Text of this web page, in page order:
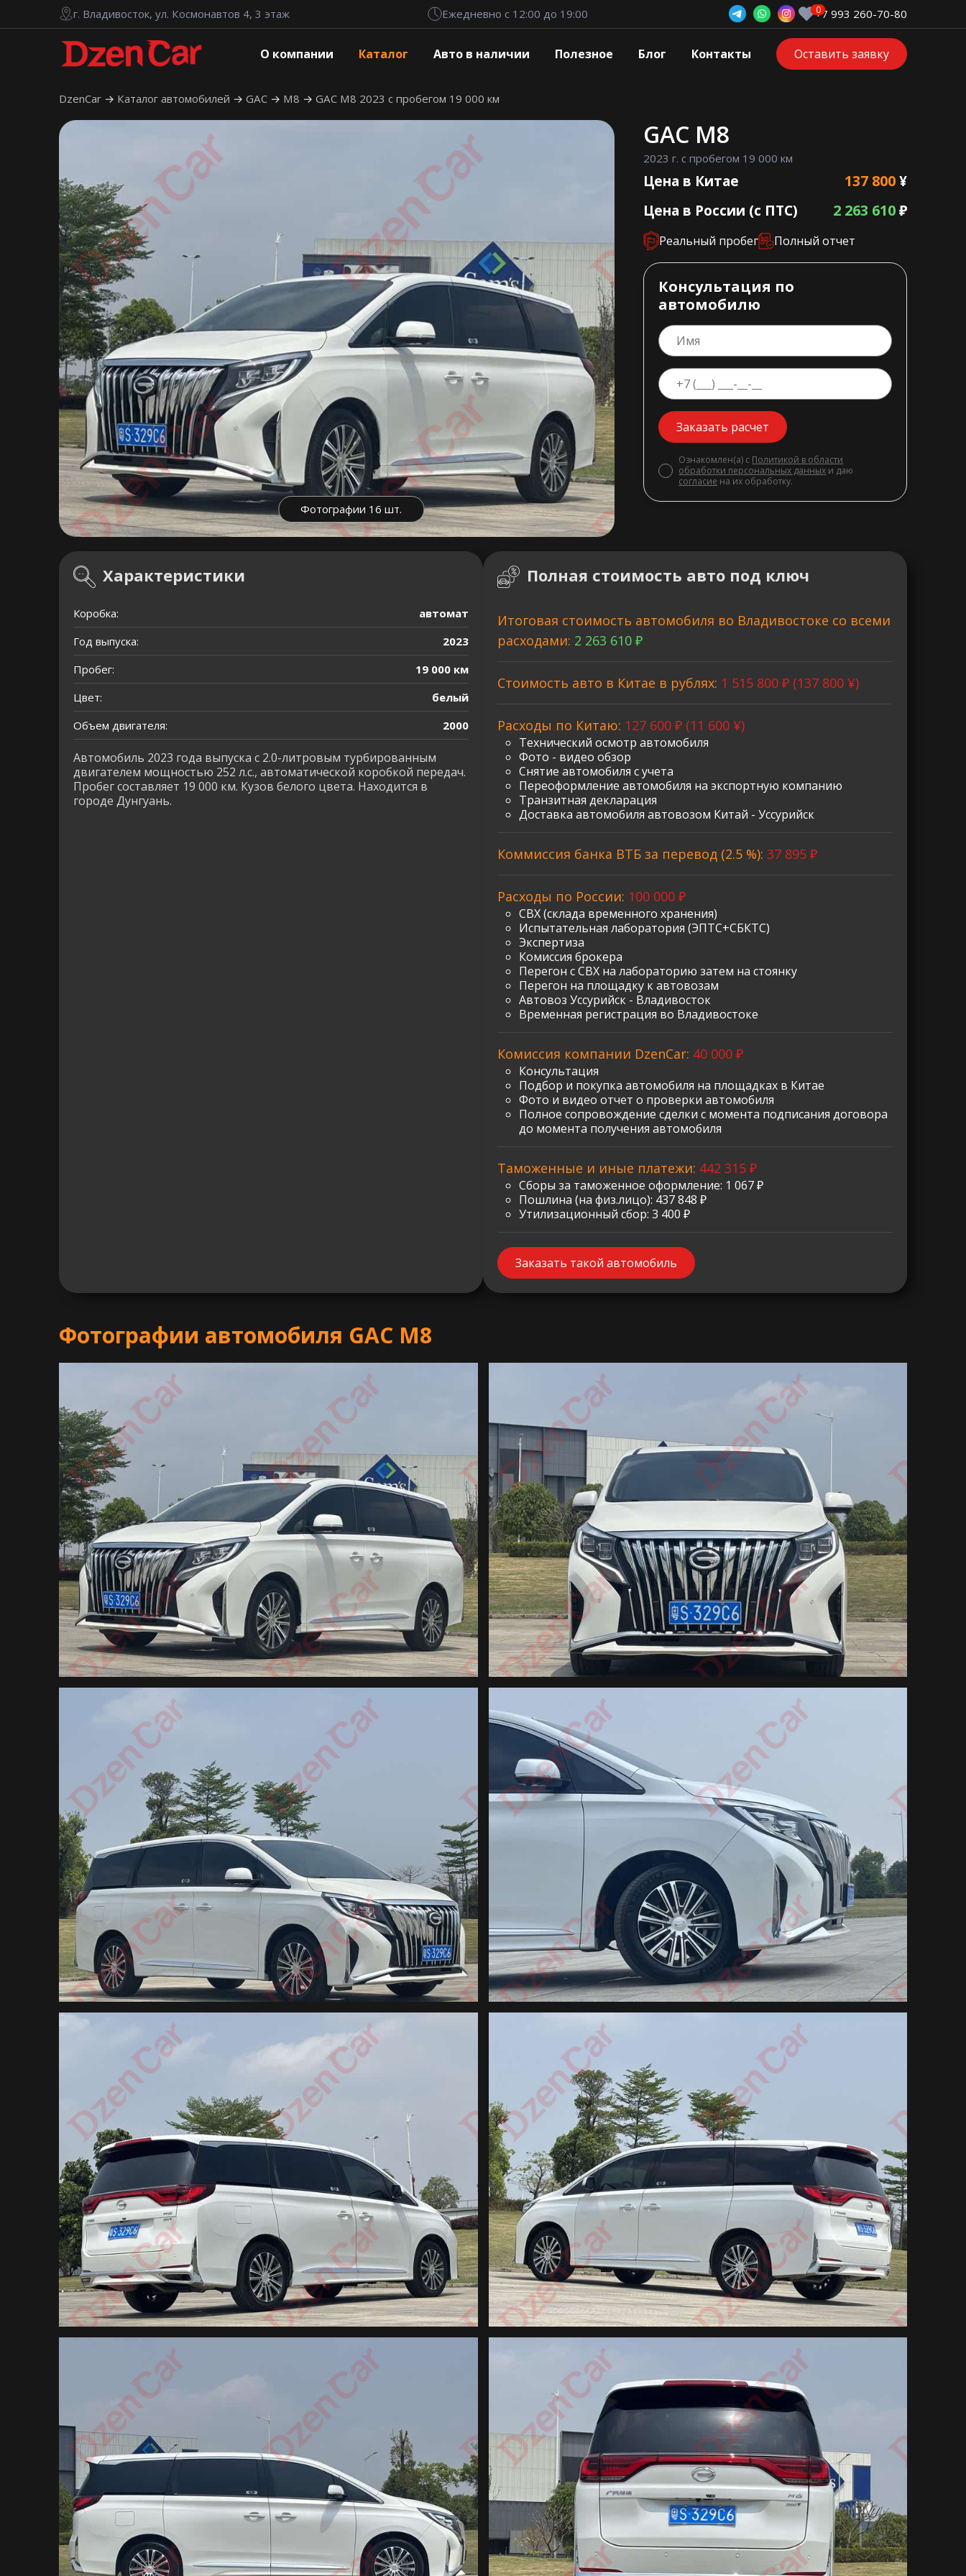
г. Владивосток, ул. Космонавтов 4, 3 этаж Ежедневно с 12:00 до 19:00 +7 993 260-70-80
О компании Каталог Авто в наличии Полезное Блог Контакты Оставить заявку
DzenCar Каталог автомобилей GAC M8 GAC M8 2023 с пробегом 19 000 км
Фотографии 16 шт.
GAC M8
2023 г. с пробегом 19 000 км
Цена в Китае 137 800¥
Цена в России (с ПТС)
2 263 610₽
Реальный пробег Полный отчет
Консультация по
автомобилю
Заказать расчет
Ознакомлен(а) с Политикой в области
обработки персональных данных и даю
согласие на их обработку.
Характеристики
Коробка:
автомат
Год выпуска:
2023
Пробег:
19 000 км
Цвет:
белый
Объем двигателя:
2000
Автомобиль 2023 года выпуска с 2.0-литровым турбированным
двигателем мощностью 252 л.с., автоматической коробкой передач.
Пробег составляет 19 000 км. Кузов белого цвета. Находится в
городе Дунгуань.
Полная стоимость авто под ключ
Итоговая стоимость автомобиля во Владивостоке со всеми
расходами: 2 263 610 ₽
Стоимость авто в Китае в рублях: 1 515 800 ₽ (137 800 ¥)
Расходы по Китаю: 127 600 ₽ (11 600 ¥)
Технический осмотр автомобиля
Фото - видео обзор
Снятие автомобиля с учета
Переоформление автомобиля на экспортную компанию
Транзитная декларация
Доставка автомобиля автовозом Китай - Уссурийск
Коммиссия банка ВТБ за перевод (2.5 %): 37 895 ₽
Расходы по России: 100 000 ₽
СВХ (склада временного хранения)
Испытательная лаборатория (ЭПТС+СБКТС)
Экспертиза
Комиссия брокера
Перегон с СВХ на лабораторию затем на стоянку
Перегон на площадку к автовозам
Автовоз Уссурийск - Владивосток
Временная регистрация во Владивостоке
Комиссия компании DzenCar: 40 000 ₽
Консультация
Подбор и покупка автомобиля на площадках в Китае
Фото и видео отчет о проверки автомобиля
Полное сопровождение сделки с момента подписания договора
до момента получения автомобиля
Таможенные и иные платежи: 442 315 ₽
Сборы за таможенное оформление: 1 067 ₽
Пошлина (на физ.лицо): 437 848 ₽
Утилизационный сбор: 3 400 ₽
Заказать такой автомобиль
Фотографии автомобиля GAC M8